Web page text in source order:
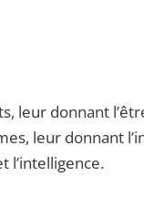
leur donnant
leur donnant
l’intelligence.